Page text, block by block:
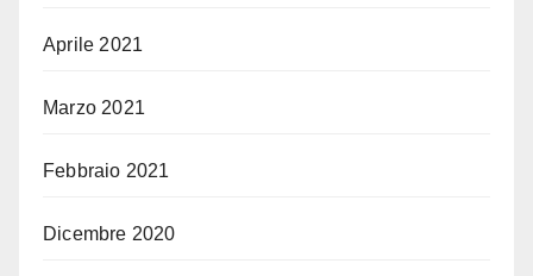
Aprile 2021
Marzo 2021
Febbraio 2021
Dicembre 2020